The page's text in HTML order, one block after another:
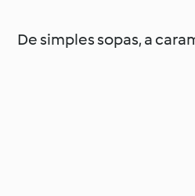
De simples sopas, a